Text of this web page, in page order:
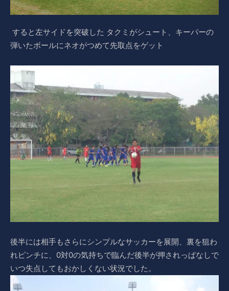
すると左サイドを突破した タクミがシュート、キーパーの
弾いたボールにネオがつめて先取点をゲット
後半には相手もさらにシンプルなサッカーを展開、裏を狙わ
れピンチに、0対0の気持ちで臨んだ後半が押されっぱなしで
いつ失点してもおかしくない状況でした。